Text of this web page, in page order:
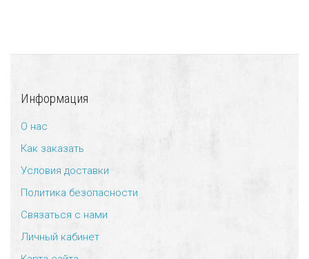
Информация
О нас
Как заказать
Условия доставки
Политика безопасности
Связаться с нами
Личный кабинет